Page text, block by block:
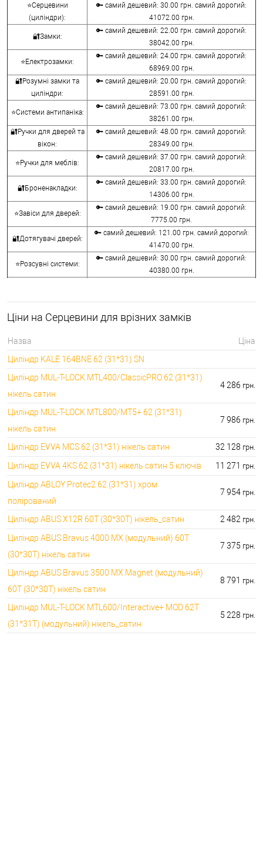
⭐Серцевини
(циліндри):
🔑 самий дешевий: 30.00 грн. самий дорогий:
41072.00 грн.
🔐Замки:
🔑 самий дешевий: 22.00 грн. самий дорогий:
38042.00 грн.
⭐Електрозамки:
🔑 самий дешевий: 24.00 грн. самий дорогий:
68969.00 грн.
🔐Розумні замки та
циліндри:
🔑 самий дешевий: 20.00 грн. самий дорогий:
28591.00 грн.
⭐Системи антипаніка:
🔑 самий дешевий: 73.00 грн. самий дорогий:
38261.00 грн.
🔐Ручки для дверей та
вікон:
🔑 самий дешевий: 48.00 грн. самий дорогий:
28349.00 грн.
⭐Ручки для меблів:
🔑 самий дешевий: 37.00 грн. самий дорогий:
20817.00 грн.
🔐Броненакладки:
🔑 самий дешевий: 33.00 грн. самий дорогий:
14306.00 грн.
⭐Завіси для дверей:
🔑 самий дешевий: 19.00 грн. самий дорогий:
7775.00 грн.
🔐Дотягувачі дверей:
🔑 самий дешевий: 121.00 грн. самий дорогий:
41470.00 грн.
⭐Розсувні системи:
🔑 самий дешевий: 30.00 грн. самий дорогий:
40380.00 грн.
⭐Сейфи:
396000.00 грн.
🔐Домофони:
⭐Сигналізація AJAX:
🔑 самий дешевий: грн. самий дорогий: грн.
Ціни на Серцевини для врізних замків
Назва
Ціна
Циліндр KALE 164BNE 62 (31*31) SN
Циліндр MUL-T-LOCK MTL400/ClassicPRO 62 (31*31)
нікель сатин
4 286 грн.
Циліндр MUL-T-LOCK MTL800/MT5+ 62 (31*31)
нікель сатин
7 986 грн.
Циліндр EVVA MCS 62 (31*31) нікель сатин 32 128 грн.
Циліндр EVVA 4KS 62 (31*31) нікель сатин 5 ключів 11 271 грн.
Циліндр ABLOY Protec2 62 (31*31) хром
полірований
7 954 грн.
Циліндр ABUS X12R 60T (30*30T) нікель_сатин 2 482 грн.
Циліндр ABUS Bravus 4000 MX (модульний) 60T
(30*30T) нікель сатин
7 375 грн.
Циліндр ABUS Bravus 3500 MX Magnet (модульний)
60T (30*30T) нікель сатин
8 791 грн.
Циліндр MUL-T-LOCK MTL600/Interactive+ MOD 62T
(31*31T) (модульний) нікель_сатин
5 228 грн.